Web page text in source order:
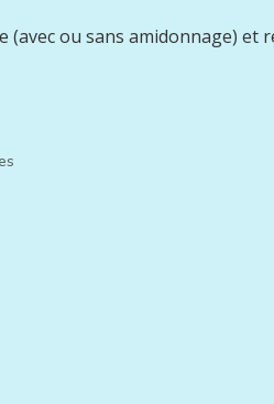
(avec ou sans amidonnage) et